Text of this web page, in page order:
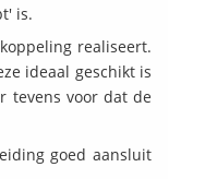
is.
realiseert.
ideaal geschikt is
tevens voor dat de
goed aansluit